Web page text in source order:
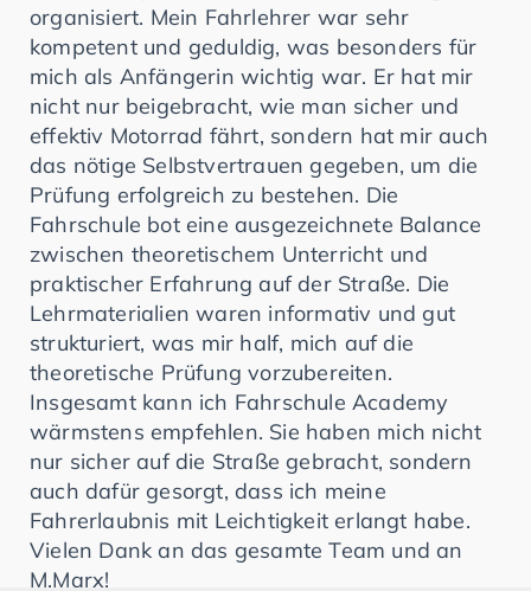
organisiert. Mein Fahrlehrer war sehr
kompetent und geduldig, was besonders für
mich als Anfängerin wichtig war. Er hat mir
nicht nur beigebracht, wie man sicher und
effektiv Motorrad fährt, sondern hat mir auch
das nötige Selbstvertrauen gegeben, um die
Prüfung erfolgreich zu bestehen. Die
Fahrschule bot eine ausgezeichnete Balance
zwischen theoretischem Unterricht und
praktischer Erfahrung auf der Straße. Die
Lehrmaterialien waren informativ und gut
strukturiert, was mir half, mich auf die
theoretische Prüfung vorzubereiten.
Insgesamt kann ich Fahrschule Academy
wärmstens empfehlen. Sie haben mich nicht
nur sicher auf die Straße gebracht, sondern
auch dafür gesorgt, dass ich meine
Fahrerlaubnis mit Leichtigkeit erlangt habe.
Vielen Dank an das gesamte Team und an
M.Marx!